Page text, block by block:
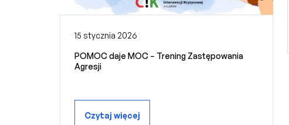
15 stycznia 2026
POMOC daje MOC – Trening Zastępowania
Agresji
Czytaj więcej